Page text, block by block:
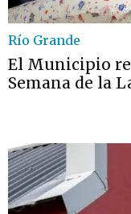
Río Grande
El Municipio
Semana de la